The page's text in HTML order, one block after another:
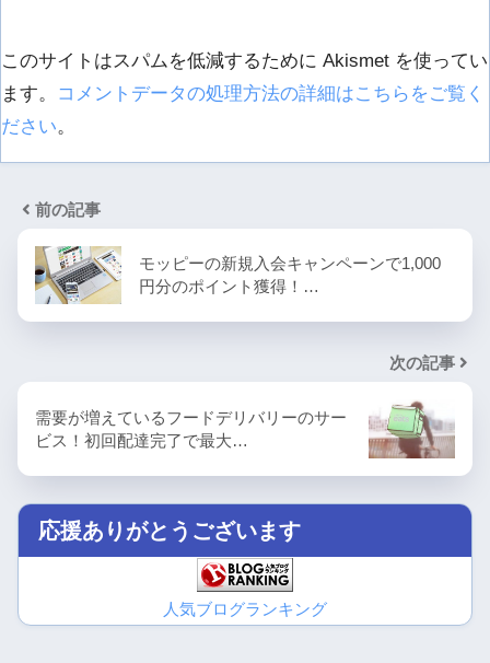
このサイトはスパムを低減するために Akismet を使ってい
ます。
コメントデータの処理方法の詳細はこちらをご覧く
ださい。
前の記事
モッピーの新規入会キャンペーンで1,000
円分のポイント獲得！…
次の記事
需要が増えているフードデリバリーのサー
ビス！初回配達完了で最大…
応援ありがとうございます
人気ブログランキング